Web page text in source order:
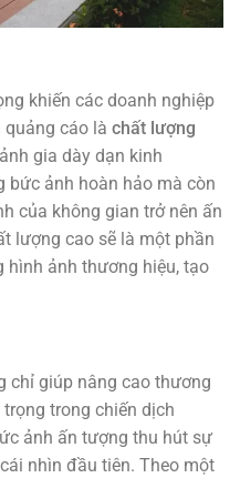
khiến các doanh nghiệp
cáo là chất lượng
gia dày dạn kinh
bức ảnh hoàn hảo mà còn
của không gian trở nên ấn
lượng cao sẽ là một phần
hình ảnh thương hiệu, tạo
chỉ giúp nâng cao thương
trong chiến dịch
ảnh ấn tượng thu hút sự
nhìn đầu tiên. Theo một